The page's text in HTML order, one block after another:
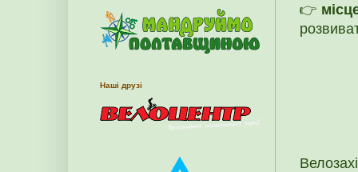
👉
Наші друзі